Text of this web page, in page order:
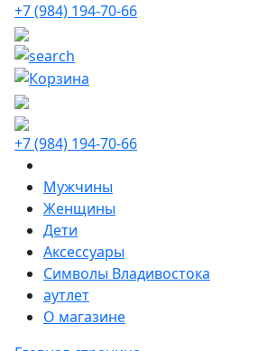
+7 (984) 194-70-66
+7 (984) 194-70-66
Мужчины
Женщины
Дети
Аксессуары
Символы Владивостока
аутлет
О магазине